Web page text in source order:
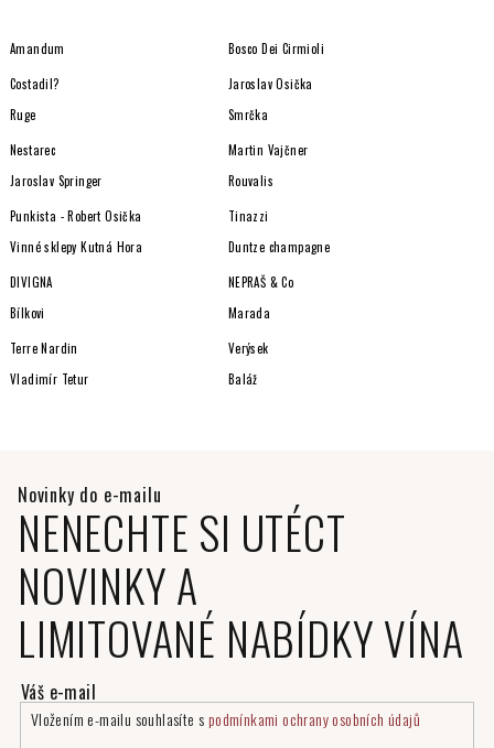
Amandum Bosco Dei Cirmioli
Costadil?
Jaroslav Osička
Ruge
Smrčka
Nestarec
Martin Vajčner
Jaroslav Springer
Rouvalis
Punkista - Robert Osička
Tinazzi
Vinné sklepy Kutná Hora
Duntze champagne
DIVIGNA
NEPRAŠ & Co
Bílkovi
Marada
Terre Nardin
Verýsek
Vladimír Tetur
Baláž
NENECHTE SI UTÉCT
NOVINKY A
LIMITOVANÉ NABÍDKY VÍNA
Vložením e-mailu souhlasíte s podmínkami ochrany osobních údajů